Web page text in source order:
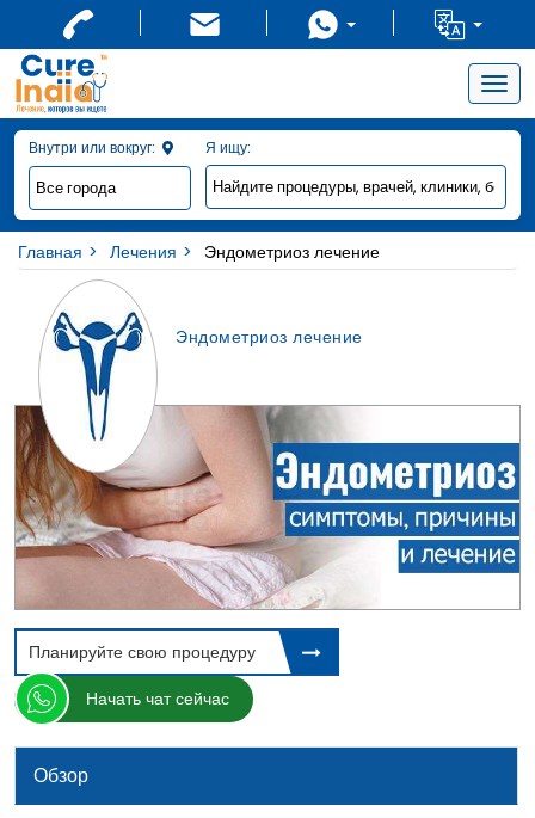
Внутри или вокруг:
Я ищу:
Главная Лечения Эндометриоз лечение
Эндометриоз лечение
Планируйте свою процедуру
Начать чат сейчас
Обзор